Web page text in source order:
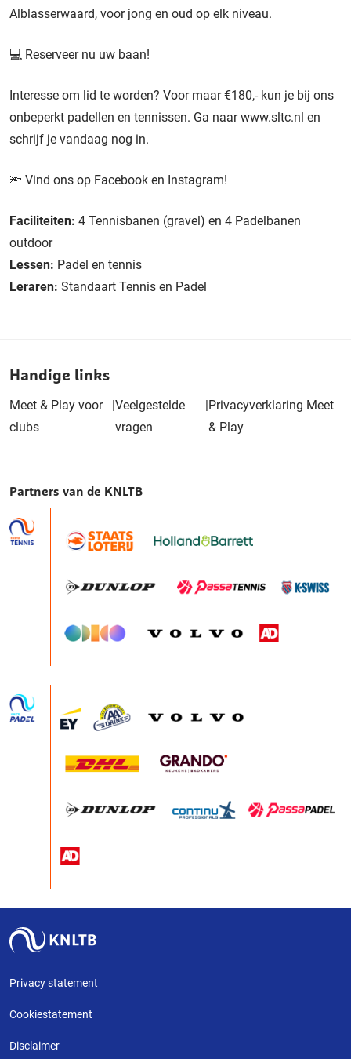
Alblasserwaard, voor jong en oud op elk niveau.
💻 Reserveer nu uw baan!
Interesse om lid te worden? Voor maar €180,- kun je bij ons
onbeperkt padellen en tennissen. Ga naar www.sltc.nl en
schrijf je vandaag nog in.
🔦 Vind ons op Facebook en Instagram!
Faciliteiten: 4 Tennisbanen (gravel) en 4 Padelbanen
outdoor
Lessen: Padel en tennis
Leraren: Standaart Tennis en Padel
Handige links
Meet & Play voor
clubs
|Veelgestelde
vragen
|Privacyverklaring Meet
& Play
Partners van de KNLTB
Privacy statement
Cookiestatement
Disclaimer